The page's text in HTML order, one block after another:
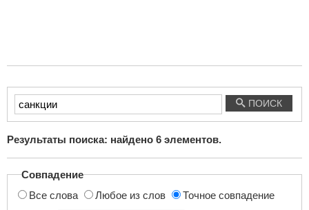
Введите
текст
поиска...
ПОИСК
Результаты поиска: найдено 6 элементов.
Совпадение
Все слова
Любое из слов Точное совпадение